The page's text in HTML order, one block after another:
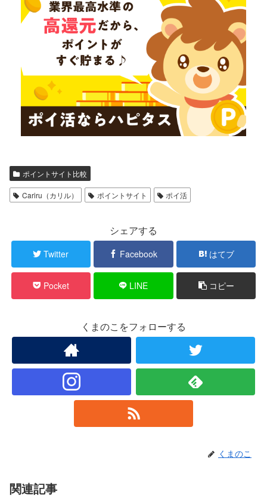
ポイントサイト比較
Cariru（カリル） ポイントサイト ポイ活
シェアする
Twitter Facebook はてブ
Pocket LINE コピー
くまのこをフォローする
くまのこ
関連記事